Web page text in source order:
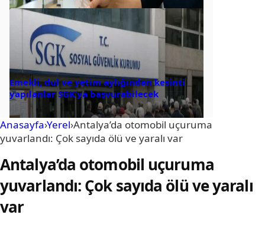
Emekli, dul ve yetim aylığından kesinti
yapılanlar SGK’ya başvurabilecek
Anasayfa›Yerel›Antalya’da otomobil uçuruma
yuvarlandı: Çok sayıda ölü ve yaralı var
Antalya’da otomobil uçuruma
yuvarlandı: Çok sayıda ölü ve yaralı
var